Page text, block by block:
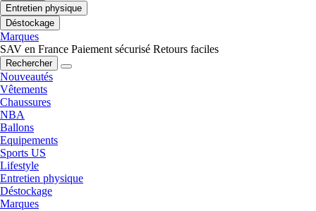
Entretien physique
Déstockage
Marques
SAV en France Paiement sécurisé Retours faciles
Rechercher
Nouveautés
Vêtements
Chaussures
NBA
Ballons
Equipements
Sports US
Lifestyle
Entretien physique
Déstockage
Marques